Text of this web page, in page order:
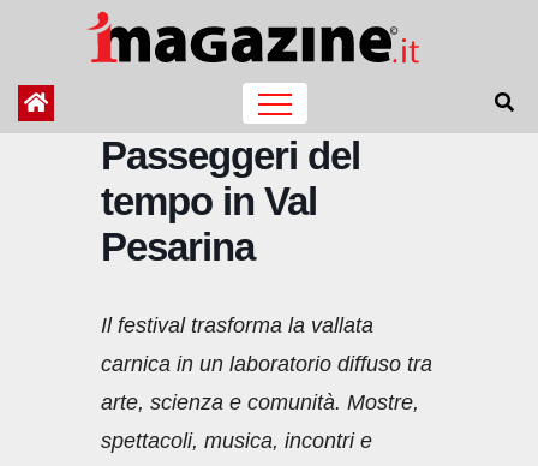
contenuto
Passeggeri del
tempo in Val
Pesarina
Il festival trasforma la vallata
carnica in un laboratorio diffuso tra
arte, scienza e comunità. Mostre,
spettacoli, musica, incontri e